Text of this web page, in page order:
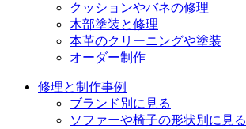
クッションやバネの修理
木部塗装と修理
本革のクリーニングや塗装
オーダー制作
修理と制作事例
ブランド別に見る
ソファーや椅子の形状別に見る